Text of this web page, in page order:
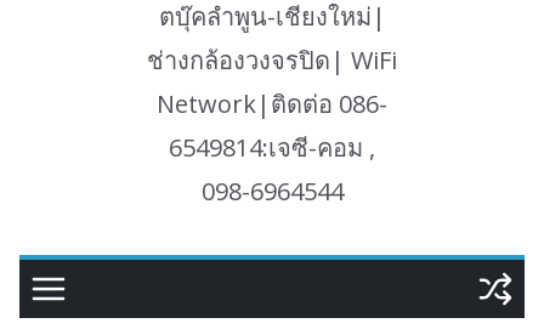
ตบุ๊คลำพูน-เชียงใหม่|
ช่างกล้องวงจรปิด| WiFi
Network|ติดต่อ 086-
6549814:เจซี-คอม ,
098-6964544